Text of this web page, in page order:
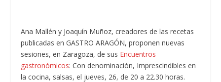
Ana Mallén y Joaquín Muñoz, creadores de las recetas
publicadas en GASTRO ARAGÓN, proponen nuevas
sesiones, en Zaragoza, de sus Encuentros
gastronómicos: Con denominación, Imprescindibles en
la cocina, salsas, el jueves, 26, de 20 a 22.30 horas.